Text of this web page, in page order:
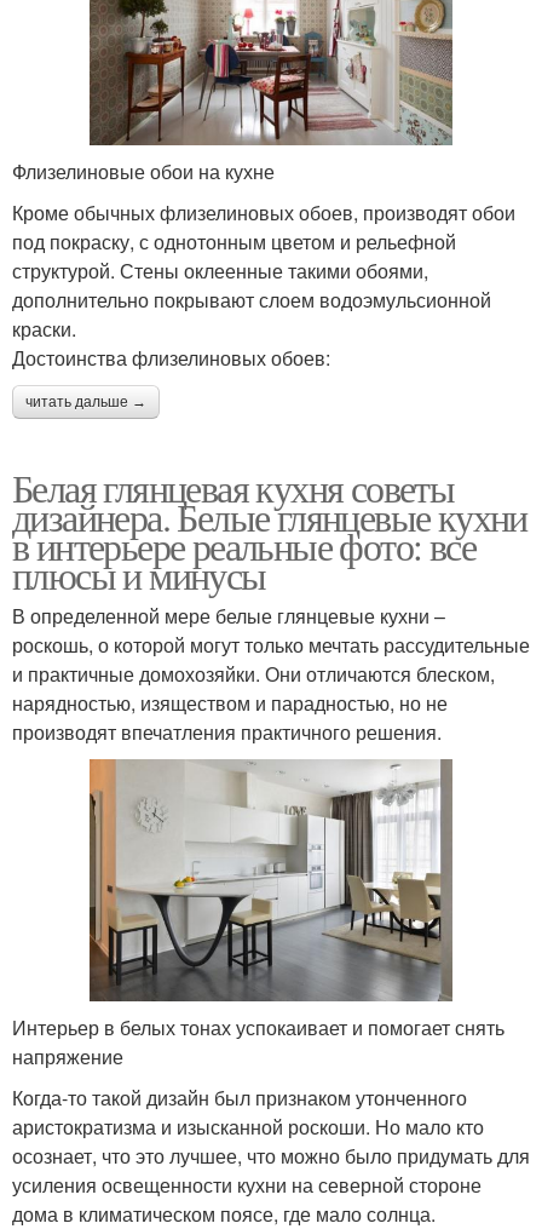
Флизелиновые обои на кухне
Кроме обычных флизелиновых обоев, производят обои
под покраску, с однотонным цветом и рельефной
структурой. Стены оклеенные такими обоями,
дополнительно покрывают слоем водоэмульсионной
краски.
Достоинства флизелиновых обоев:
читать дальше →
Белая глянцевая кухня советы
дизайнера. Белые глянцевые кухни
в интерьере реальные фото: все
плюсы и минусы
В определенной мере белые глянцевые кухни –
роскошь, о которой могут только мечтать рассудительные
и практичные домохозяйки. Они отличаются блеском,
нарядностью, изяществом и парадностью, но не
производят впечатления практичного решения.
Интерьер в белых тонах успокаивает и помогает снять
напряжение
Когда-то такой дизайн был признаком утонченного
аристократизма и изысканной роскоши. Но мало кто
осознает, что это лучшее, что можно было придумать для
усиления освещенности кухни на северной стороне
дома в климатическом поясе, где мало солнца.